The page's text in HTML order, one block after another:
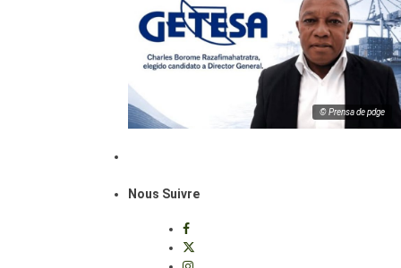
© Prensa de pdge
Nous Suivre